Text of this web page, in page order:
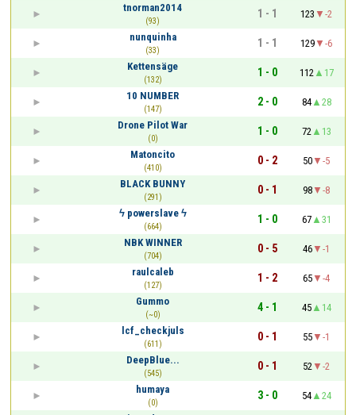
tnorman2014
(93)
1 - 1 123
-2
nunquinha
(33)
1 - 1 129
-6
Kettensäge
(132)
1 - 0 112
17
10 NUMBER
(147)
2 - 0 84
28
Drone Pilot War
(0)
1 - 0 72
13
Matoncito
(410)
0 - 2 50
-5
BLACK BUNNY
(291)
0 - 1 98
-8
ϟ powerѕlave ϟ
(664)
1 - 0 67
31
NBK WINNER
(704)
0 - 5 46
-1
raulcaleb
(127)
1 - 2 65
-4
Gummo
(~0)
4 - 1 45
14
lcf_checkjuls
(611)
0 - 1 55
-1
DeepBlue...
(545)
0 - 1 52
-2
humaya
(0)
3 - 0 54
24